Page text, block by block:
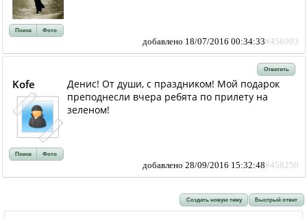
Поиск Фото
добавлено 18/07/2016 00:34:33#456993
Ответить
Kofe
Денис! От души, с праздником! Мой подарок
преподнесли вчера ребята по прилету на
зеленом!
Поиск Фото
добавлено 28/09/2016 15:32:48#458250
Создать новую тему Быстрый ответ